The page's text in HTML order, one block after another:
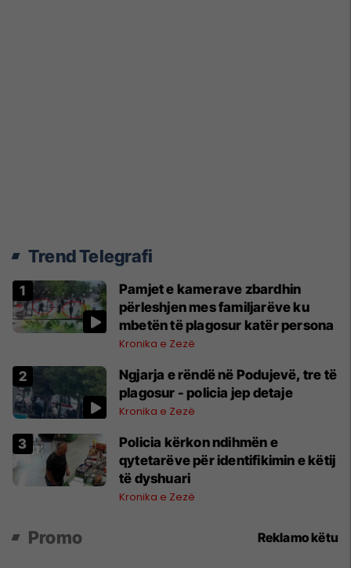
Trend Telegrafi
Pamjet e kamerave zbardhin
përleshjen mes familjarëve ku
mbetën të plagosur katër persona
Kronika e Zezë
Ngjarja e rëndë në Podujevë, tre të
plagosur - policia jep detaje
Kronika e Zezë
Policia kërkon ndihmën e
qytetarëve për identifikimin e këtij
të dyshuari
Kronika e Zezë
Promo Reklamo këtu